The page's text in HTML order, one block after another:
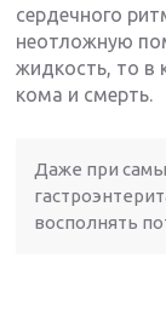
сердечного
неотложную
жидкость, то в
кома и смерть.
Даже при
восполнять